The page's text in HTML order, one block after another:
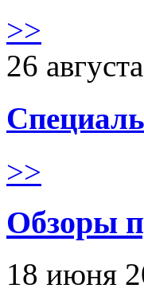
>>
26
>>
Обзоры
18 июня